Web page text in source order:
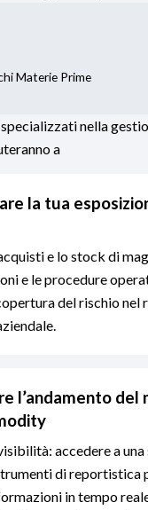
Materie Prime
nella
a
la tua
e lo stock di
e le procedure
del rischio nel
l’andamento del
accedere a una
di reportistica
in tempo